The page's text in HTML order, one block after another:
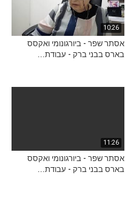
10:26
אסתר שפר - ביורגונומי ואקסס
בארס בבני ברק - עבודת...
11:26
אסתר שפר - ביורגונומי ואקסס
בארס בבני ברק - עבודת...